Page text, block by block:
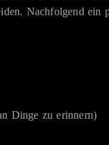
Nachfolgend ein
Dinge zu erinnern)